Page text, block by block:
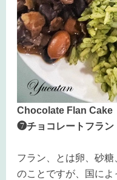
Chocolate Flan Cake
❼チョコレートフラン
フラン、とは卵、砂
のことですが、国によ